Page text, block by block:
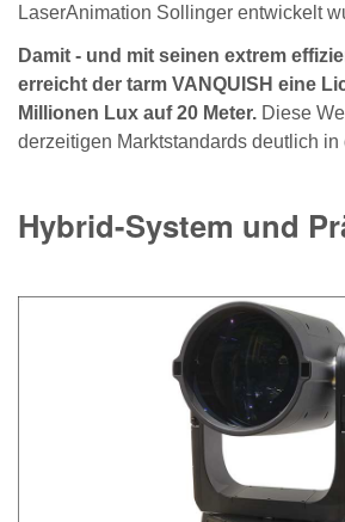
LaserAnimation Sollinger entwickelt
Damit - und mit seinen extrem
erreicht der tarm VANQUISH eine
Millionen Lux auf 20 Meter. Diese
derzeitigen Marktstandards deutlich in
Hybrid-System und